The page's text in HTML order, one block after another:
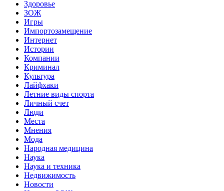
Здоровье
ЗОЖ
Игры
Импортозамещение
Интернет
Истории
Компании
Криминал
Культура
Лайфхаки
Летние виды спорта
Личный счет
Люди
Места
Мнения
Мода
Народная медицина
Наука
Наука и техника
Недвижимость
Новости